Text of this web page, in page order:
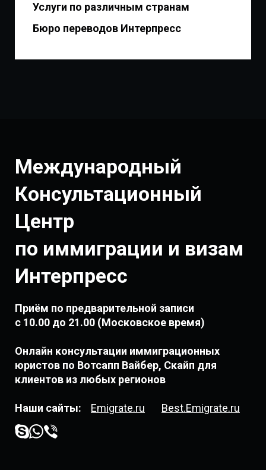
Услуги по различным странам
Бюро переводов Интерпресс
Международный
Консультационный
Центр
по иммиграции и визам
Интерпресс
Приём по предварительной записи
c 10.00 до 21.00 (Московское время)
Онлайн консультации иммиграционных
юристов по Вотсапп Вайбер, Скайп для
клиентов из любых регионов
Наши сайты: Emigrate.ru Best.Emigrate.ru